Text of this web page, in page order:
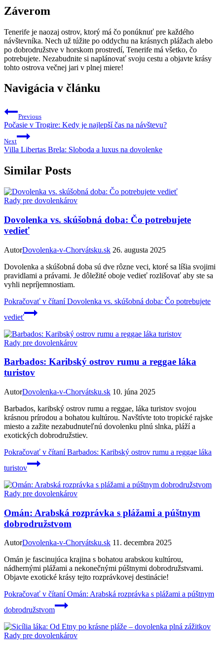
Záverom
Tenerife je naozaj ostrov, ktorý má čo ponúknuť pre každého
návštevníka. Nech už túžite po oddychu na krásnych plážach alebo
po dobrodružstve v horskom prostredí, Tenerife má všetko, čo
potrebujete. Nezabudnite si naplánovať svoju cestu a objavte krásy
tohto ostrova večnej jari v plnej miere!
Navigácia v článku
Previous
Počasie v Trogire: Kedy je najlepší čas na návštevu?
Next
Villa Libertas Brela: Sloboda a luxus na dovolenke
Similar Posts
Rady pre dovolenkárov
Dovolenka vs. skúšobná doba: Čo potrebujete
vedieť
AutorDovolenka-v-Chorvátsku.sk 26. augusta 2025
Dovolenka a skúšobná doba sú dve rôzne veci, ktoré sa líšia svojimi
pravidlami a právami. Je dôležité oboje vedieť rozlišovať aby ste sa
vyhli nepríjemnostiam.
Pokračovať v čítaníDovolenka vs. skúšobná doba: Čo potrebujete
vedieť
Rady pre dovolenkárov
Barbados: Karibský ostrov rumu a reggae láka
turistov
AutorDovolenka-v-Chorvátsku.sk 10. júna 2025
Barbados, karibský ostrov rumu a reggae, láka turistov svojou
krásnou prírodou a bohatou kultúrou. Navštívte toto tropické rajske
miesto a zažite nezabudnuteľnú dovolenku plnú slnka, pláží a
exotických dobrodružstiev.
Pokračovať v čítaníBarbados: Karibský ostrov rumu a reggae láka
turistov
Rady pre dovolenkárov
Omán: Arabská rozprávka s plážami a púštnym
dobrodružstvom
AutorDovolenka-v-Chorvátsku.sk 11. decembra 2025
Omán je fascinujúca krajina s bohatou arabskou kultúrou,
nádhernými plážami a nekonečnými púštnymi dobrodružstvami.
Objavte exotické krásy tejto rozprávkovej destinácie!
Pokračovať v čítaníOmán: Arabská rozprávka s plážami a púštnym
dobrodružstvom
Rady pre dovolenkárov